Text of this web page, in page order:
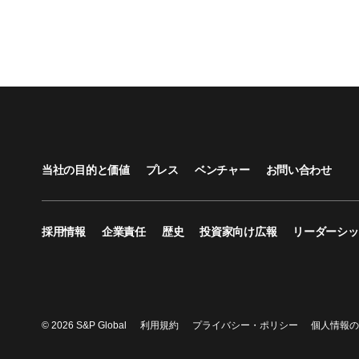
当社の目的と価値 プレス ベンチャー お問い合わせ
採用情報 企業責任 歴史 投資家向け広報 リーダーシ
© 2026 S&P Global 利用規約 プライバシー・ポリシー 個人情報